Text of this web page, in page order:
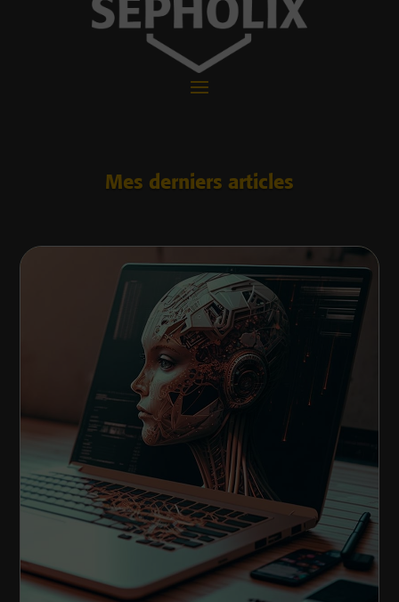
Mes derniers articles